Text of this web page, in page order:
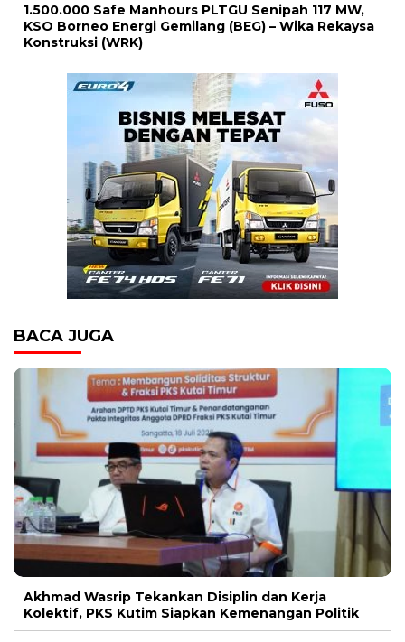
1.500.000 Safe Manhours PLTGU Senipah 117 MW,
KSO Borneo Energi Gemilang (BEG) – Wika Rekaysa
Konstruksi (WRK)
BACA JUGA
Akhmad Wasrip Tekankan Disiplin dan Kerja
Kolektif, PKS Kutim Siapkan Kemenangan Politik